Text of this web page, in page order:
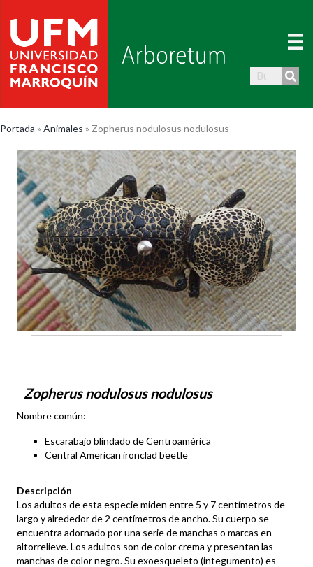
Portada » Animales » Zopherus nodulosus nodulosus
Zopherus nodulosus nodulosus
Nombre común:
Escarabajo blindado de Centroamérica
Central American ironclad beetle
Descripción
Los adultos de esta especie miden entre 5 y 7 centímetros de
largo y alrededor de 2 centímetros de ancho. Su cuerpo se
encuentra adornado por una serie de manchas o marcas en
altorrelieve. Los adultos son de color crema y presentan las
manchas de color negro. Su exoesqueleto (integumento) es